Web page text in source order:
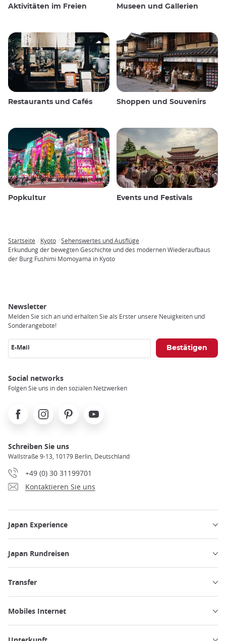
Aktivitäten im Freien Museen und Gallerien
Restaurants und Cafés Shoppen und Souvenirs
Popkultur Events und Festivals
Breadcrumb
Startseite Kyoto
Sehenswertes und Ausflüge
Erkundung der bewegten Geschichte und des modernen Wiederaufbaus
der Burg Fushimi Momoyama in Kyoto
Newsletter
Melden Sie sich an und erhalten Sie als Erster unsere Neuigkeiten und
Sonderangebote!
E-Mail
Social networks
Folgen Sie uns in den sozialen Netzwerken
FacebookInstagramPinterest Youtube
Schreiben Sie uns
Wallstraße 9-13, 10179 Berlin, Deutschland
+49 (0) 30 31199701
Kontaktieren Sie uns
Japan Experience
Japan Rundreisen
Transfer
Mobiles Internet